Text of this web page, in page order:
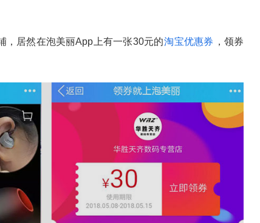
，居然在泡美丽App上有一张30元的淘宝优惠券 ，领券